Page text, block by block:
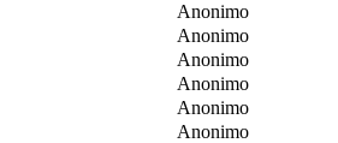
Anonimo
Anonimo
Anonimo
Anonimo
Anonimo
Anonimo